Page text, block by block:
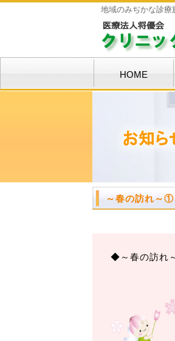
地域のみぢかな診療
HOME
～春の訪れ～①
◆～春の訪れ